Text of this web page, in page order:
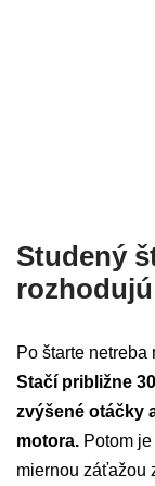
Studený
Po štarte
Stačí približne
zvýšené otáčky
motora. Potom
miernou záťažou